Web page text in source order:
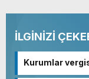
İLGİNİZİ
Kurumlar